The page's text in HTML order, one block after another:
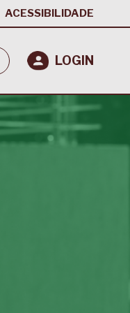
ACESSIBILIDADE
LOGIN